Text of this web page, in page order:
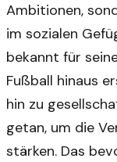
Ambitionen,
im sozialen
bekannt für
Fußball hinaus
hin zu
getan, um die
stärken. Das